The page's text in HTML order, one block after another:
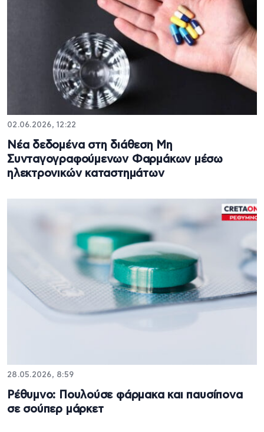
02.06.2026, 12:22
Νέα δεδομένα στη διάθεση Μη
Συνταγογραφούμενων Φαρμάκων μέσω
ηλεκτρονικών καταστημάτων
28.05.2026, 8:59
Ρέθυμνο: Πουλούσε φάρμακα και παυσίπονα
σε σούπερ μάρκετ